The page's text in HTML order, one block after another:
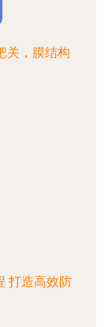
关，膜结构
打造高效防